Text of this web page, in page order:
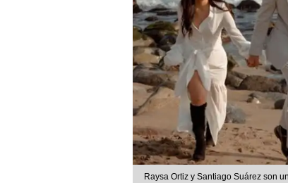
Raysa Ortiz y Santiago Suárez son